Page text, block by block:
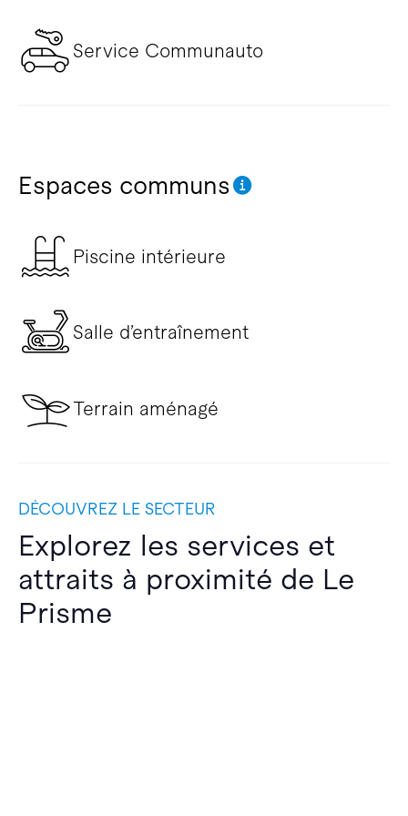
Service Communauto
Espaces communs
Piscine intérieure
Salle d’entraînement
Terrain aménagé
DÉCOUVREZ LE SECTEUR
Explorez les services et
attraits à proximité de Le
Prisme